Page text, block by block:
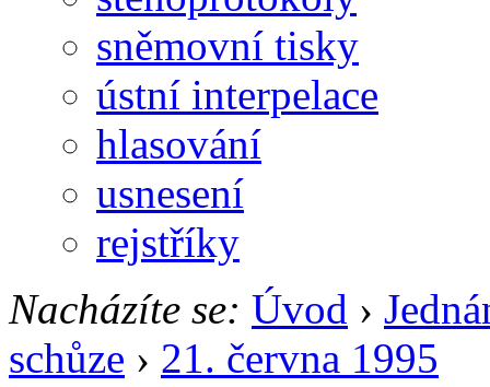
sněmovní tisky
ústní interpelace
hlasování
usnesení
rejstříky
Nacházíte se: Úvod ›
schůze › 21. června 1995